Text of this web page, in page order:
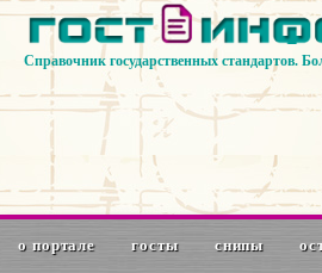
Справочник государственных стандартов.
о портале госты снипы